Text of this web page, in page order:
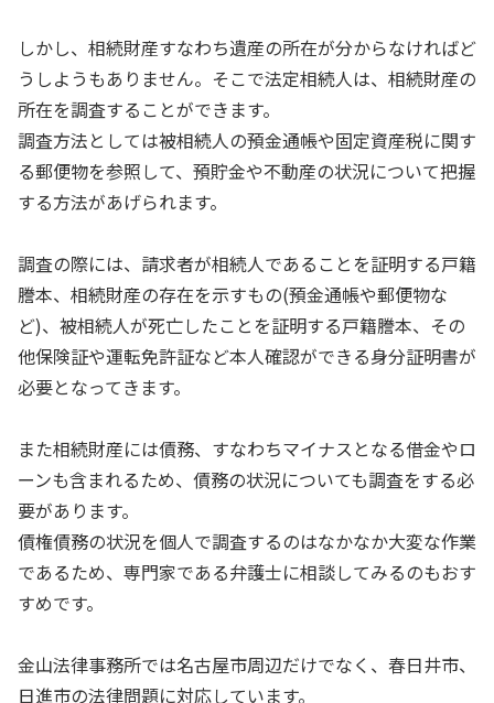
しかし、相続財産すなわち遺産の所在が分からなければど
うしようもありません。そこで法定相続人は、相続財産の
所在を調査することができます。
調査方法としては被相続人の預金通帳や固定資産税に関す
る郵便物を参照して、預貯金や不動産の状況について把握
する方法があげられます。
調査の際には、請求者が相続人であることを証明する戸籍
謄本、相続財産の存在を示すもの(預金通帳や郵便物な
ど)、被相続人が死亡したことを証明する戸籍謄本、その
他保険証や運転免許証など本人確認ができる身分証明書が
必要となってきます。
また相続財産には債務、すなわちマイナスとなる借金やロ
ーンも含まれるため、債務の状況についても調査をする必
要があります。
債権債務の状況を個人で調査するのはなかなか大変な作業
であるため、専門家である弁護士に相談してみるのもおす
すめです。
金山法律事務所では名古屋市周辺だけでなく、春日井市、
日進市の法律問題に対応しています。